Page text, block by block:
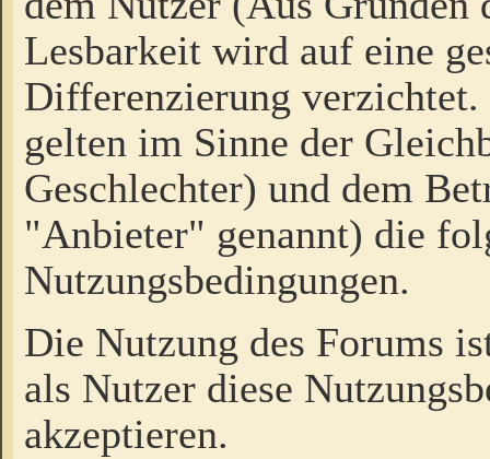
Lesbarkeit wird auf eine
Differenzierung
gelten im Sinne der
Geschlechter) und dem
"Anbieter" genannt) die
Nutzungsbedingungen.
Die Nutzung des Forums
als Nutzer diese
akzeptieren.